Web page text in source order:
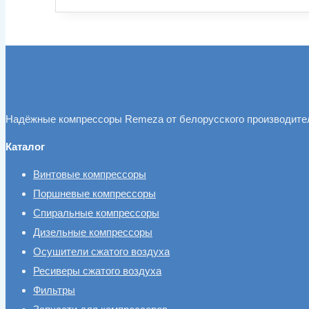
Надёжные компрессоры Remeza от белорусского
Каталог
Винтовые компрессоры
Поршневые компрессоры
Спиральные компрессоры
Дизельные компрессоры
Осушители сжатого воздуха
Ресиверы сжатого воздуха
Фильтры